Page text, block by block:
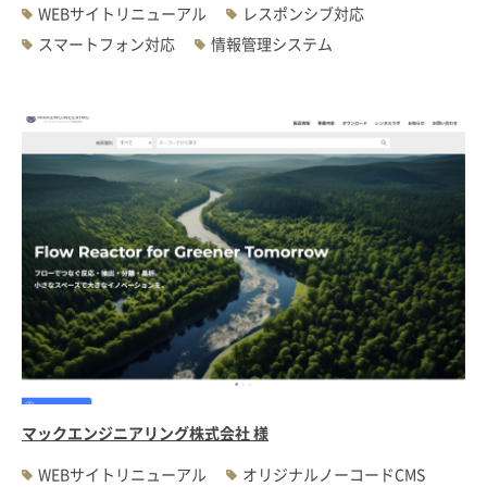
WEBサイトリニューアル
レスポンシブ対応
スマートフォン対応
情報管理システム
マックエンジニアリング株式会社 様
WEBサイトリニューアル
オリジナルノーコードCMS